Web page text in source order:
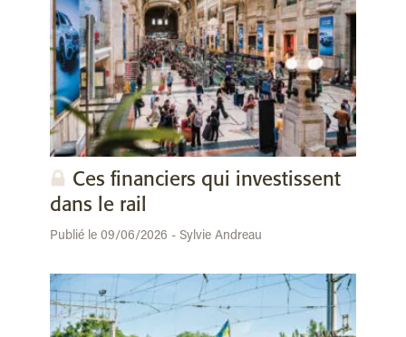
Ces financiers qui investissent
dans le rail
Publié le 09/06/2026 - Sylvie Andreau